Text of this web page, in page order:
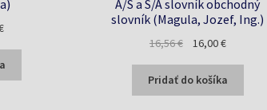
Aktuálna
je:
12,91 €.
A/S a S/A slovník obchodný
slovník (Magula, Jozef, Ing.)
16,56€
Pôvodná
bola:
16,56 €.
16,00€Aktuálna
je:
16,00 €.
Pridať do košíka